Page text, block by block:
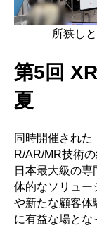
所狭し
第5回
夏
同時開催され
R/AR/MR技術
日本最大級の
体的なソリュー
や新たな顧客体
に有益な場とな